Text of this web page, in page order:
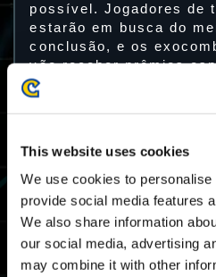
This website uses cookies
We use cookies to
provide social media features
We also share information
our social media, advertising
may combine it with other
possível. Jogadores de
estarão em busca do
conclusão, e os
vão receber prêmios
UTC
06/20 2024 20:00 PDT
PDT
Mapa